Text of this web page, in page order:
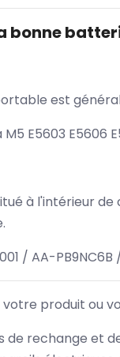
bonne
est
E5603 E5606
à l'intérieur
/ AA-
votre produit ou
de rechange et